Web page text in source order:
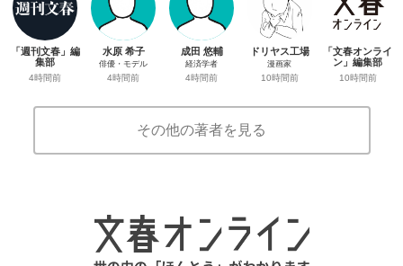
「週刊文春」編
集部
4時間前
水原 希子
俳優・モデル
4時間前
成田 悠輔
経済学者
4時間前
ドリヤス工場
漫画家
10時間前
「文春オンライ
ン」編集部
10時間前
その他の著者を見る